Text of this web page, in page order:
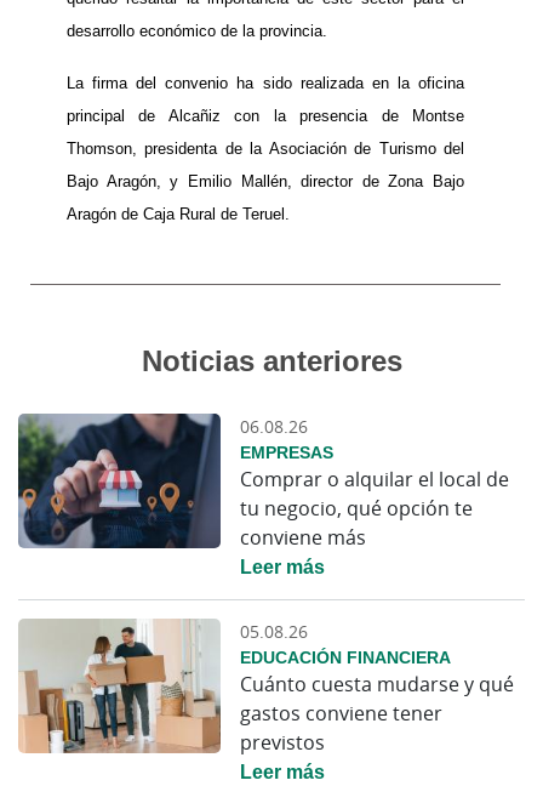
desarrollo económico de la provincia.
La firma del convenio ha sido realizada en la oficina
principal de Alcañiz con la presencia de Montse
Thomson, presidenta de la Asociación de Turismo del
Bajo Aragón, y Emilio Mallén, director de Zona Bajo
Aragón de Caja Rural de Teruel.
Noticias anteriores
06.08.26
EMPRESAS
Comprar o alquilar el local de
tu negocio, qué opción te
conviene más
Leer más
05.08.26
EDUCACIÓN FINANCIERA
Cuánto cuesta mudarse y qué
gastos conviene tener
previstos
Leer más